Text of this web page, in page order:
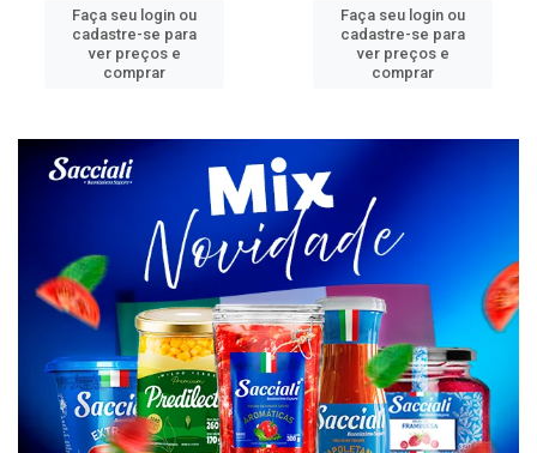
Faça seu login ou
cadastre-se para
ver preços e
comprar
Faça seu login ou
cadastre-se para
ver preços e
comprar